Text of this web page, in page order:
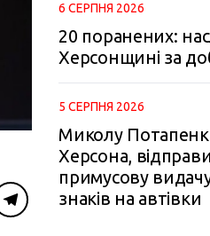
6 СЕРПНЯ 2026
20 поранених:
Херсонщині за
5 СЕРПНЯ 2026
Миколу
Херсона,
примусову
знаків на автівки